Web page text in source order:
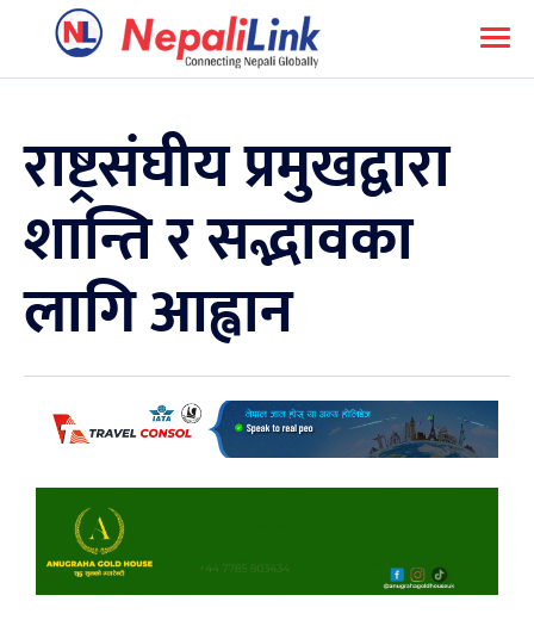
राष्ट्रसंघीय प्रमुखद्वारा
शान्ति र सद्भावका
लागि आह्वान